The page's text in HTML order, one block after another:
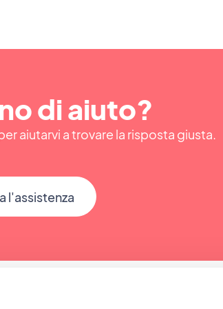
di aiuto?
aiutarvi a trovare la risposta giusta.
l'assistenza